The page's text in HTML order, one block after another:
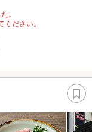
。
ださい。